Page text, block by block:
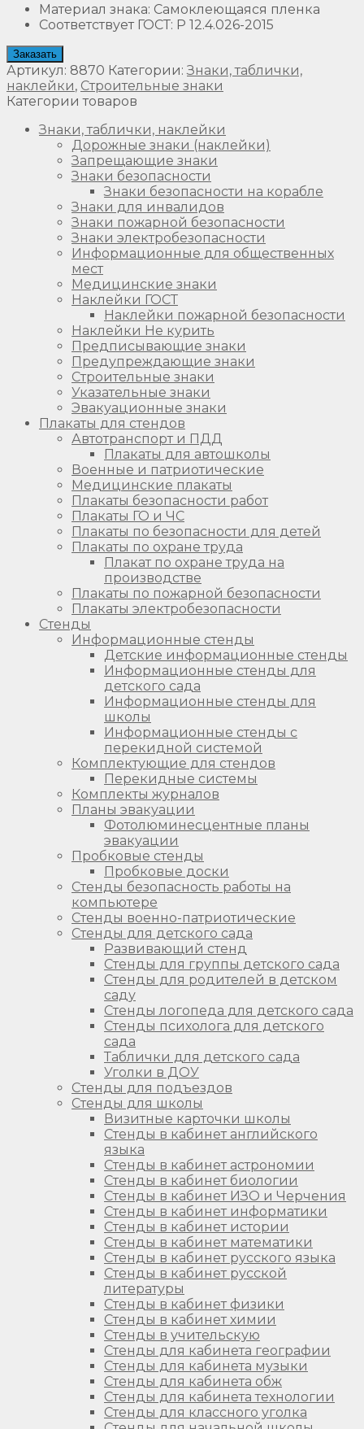
Материал знака: Самоклеющаяся пленка
Соответствует ГОСТ: Р 12.4.026-2015
Заказать
Артикул: 8870 Категории:Знаки, таблички,
наклейки, Строительные знаки
Категории товаров
Знаки, таблички, наклейки
Дорожные знаки (наклейки)
Запрещающие знаки
Знаки безопасности
Знаки безопасности на корабле
Знаки для инвалидов
Знаки пожарной безопасности
Знаки электробезопасности
Информационные для общественных
мест
Медицинские знаки
Наклейки ГОСТ
Наклейки пожарной безопасности
Наклейки Не курить
Предписывающие знаки
Предупреждающие знаки
Строительные знаки
Указательные знаки
Эвакуационные знаки
Плакаты для стендов
Автотранспорт и ПДД
Плакаты для автошколы
Военные и патриотические
Медицинские плакаты
Плакаты безопасности работ
Плакаты ГО и ЧС
Плакаты по безопасности для детей
Плакаты по охране труда
Плакат по охране труда на
производстве
Плакаты по пожарной безопасности
Плакаты электробезопасности
Стенды
Информационные стенды
Детские информационные стенды
Информационные стенды для
детского сада
Информационные стенды для
школы
Информационные стенды с
перекидной системой
Комплектующие для стендов
Перекидные системы
Комплекты журналов
Планы эвакуации
Фотолюминесцентные планы
эвакуации
Пробковые стенды
Пробковые доски
Стенды безопасность работы на
компьютере
Стенды военно-патриотические
Стенды для детского сада
Развивающий стенд
Стенды для группы детского сада
Стенды для родителей в детском
саду
Стенды логопеда для детского сада
Стенды психолога для детского
сада
Таблички для детского сада
Уголки в ДОУ
Стенды для подъездов
Стенды для школы
Визитные карточки школы
Стенды в кабинет английского
языка
Стенды в кабинет астрономии
Стенды в кабинет биологии
Стенды в кабинет ИЗО и Черчения
Стенды в кабинет информатики
Стенды в кабинет истории
Стенды в кабинет математики
Стенды в кабинет русского языка
Стенды в кабинет русской
литературы
Стенды в кабинет физики
Стенды в кабинет химии
Стенды в учительскую
Стенды для кабинета географии
Стенды для кабинета музыки
Стенды для кабинета обж
Стенды для кабинета технологии
Стенды для классного уголка